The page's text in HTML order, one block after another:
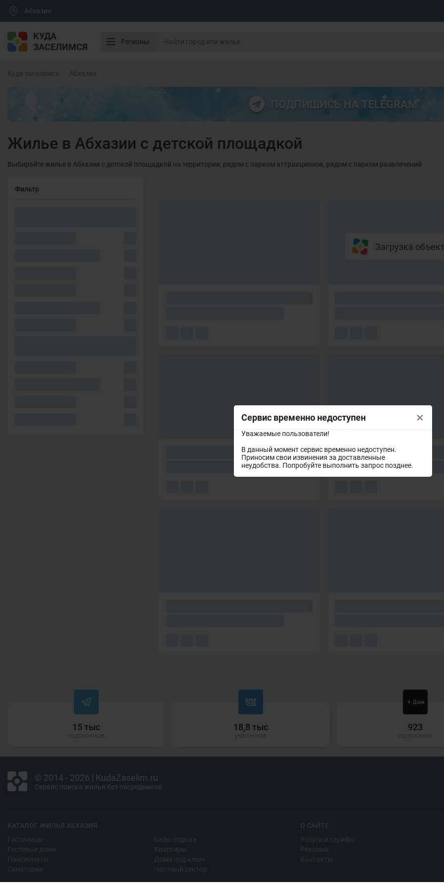
Сервис временно недоступен
Уважаемые пользователи!
В данный момент сервис временно недоступен.
Приносим свои извинения за доставленные
неудобства. Попробуйте выполнить запрос позднее.
×
Абхазия
КУДА
ЗАСЕЛИМСЯ
Регионы
Куда заселимся Абхазия
ПОДПИШИСЬ НА TELEGRAM
Жилье в Абхазии с детской площадкой
Выбирайте жилье в Абхазии с детской площадкой на территории, рядом с парком аттракционов, рядом с парком развлечений
Фильтр
Загрузка
15 тыс 18,8 тыс 923
© 2014 - 2026 | KudaZaselim.ru
Сервис поиска жилья без посредников
КАТАЛОГ ЖИЛЬЯ АБХАЗИЯ
Гостиницы
Гостевые дома
Пансионаты
Санатории
Базы отдыха
Квартиры
Дома под ключ
Частный сектор
О САЙТЕ
Услуги и тарифы
Реклама
Контакты